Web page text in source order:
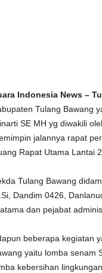
Indonesia News –
Tulang Bawang
SE MH yg diwakili
jalannya rapat
Rapat Utama Lantai
Tulang Bawang
Dandim 0426,
dan pejabat
beberapa kegiatan
yaitu lomba senam
kebersihan